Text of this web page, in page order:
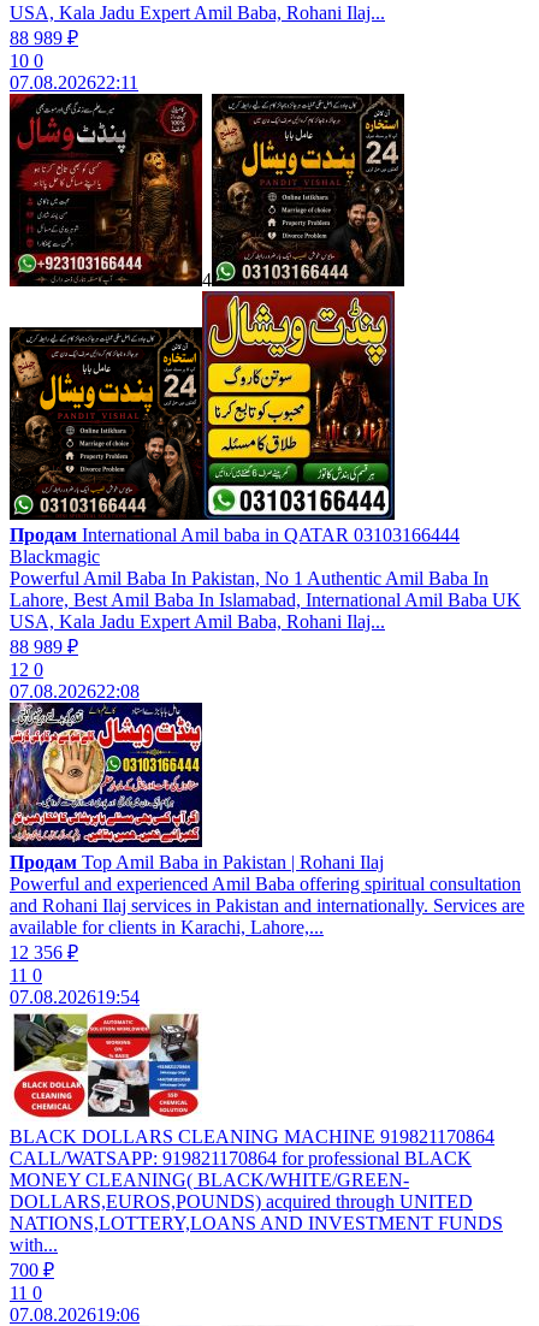
USA, Kala Jadu Expert Amil Baba, Rohani Ilaj...
88 989 ₽
10 0
07.08.202622:11
4
Продам International Amil baba in QATAR 03103166444
Blackmagic
Powerful Amil Baba In Pakistan, No 1 Authentic Amil Baba In
Lahore, Best Amil Baba In Islamabad, International Amil Baba UK
USA, Kala Jadu Expert Amil Baba, Rohani Ilaj...
88 989 ₽
12 0
07.08.202622:08
Продам Top Amil Baba in Pakistan | Rohani Ilaj
Powerful and experienced Amil Baba offering spiritual consultation
and Rohani Ilaj services in Pakistan and internationally. Services are
available for clients in Karachi, Lahore,...
12 356 ₽
11 0
07.08.202619:54
BLACK DOLLARS CLEANING MACHINE 919821170864
CALL/WATSAPP: 919821170864 for professional BLACK
MONEY CLEANING( BLACK/WHITE/GREEN-
DOLLARS,EUROS,POUNDS) acquired through UNITED
NATIONS,LOTTERY,LOANS AND INVESTMENT FUNDS
with...
700 ₽
11 0
07.08.202619:06